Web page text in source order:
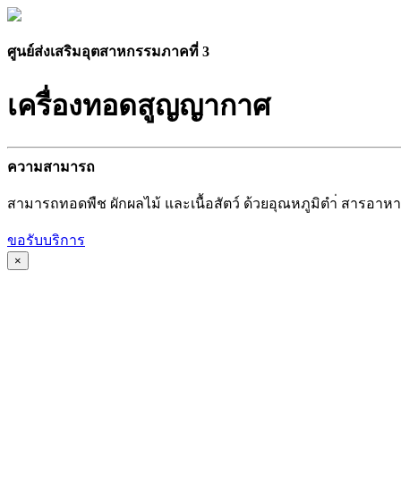
ศูนย์ส่งเสริมอุตสาหกรรมภาคที่ 3
เครื่องทอดสูญญากาศ
ความสามารถ
สามารถทอดพืช ผักผลไม้ และเนื้อสัตว์ ด้วยอุณหภูมิตำ่ สารอาห
ขอรับบริการ
×